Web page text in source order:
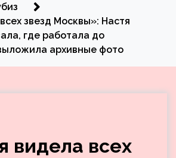
звезд Москвы»: Настя
где работала до
архивные фото
видела всех